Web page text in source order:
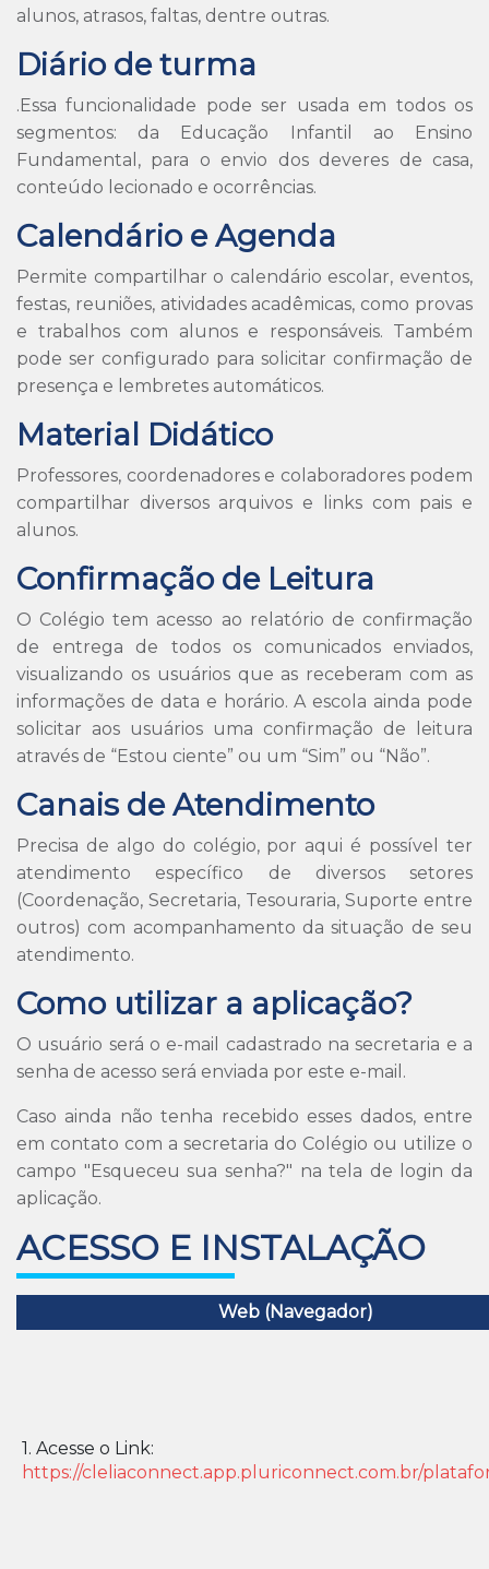
alunos, atrasos, faltas, dentre outras.
Diário de turma
.Essa funcionalidade pode ser usada em todos os
segmentos: da Educação Infantil ao Ensino
Fundamental, para o envio dos deveres de casa,
conteúdo lecionado e ocorrências.
Calendário e Agenda
Permite compartilhar o calendário escolar, eventos,
festas, reuniões, atividades acadêmicas, como provas
e trabalhos com alunos e responsáveis. Também
pode ser configurado para solicitar confirmação de
presença e lembretes automáticos.
Material Didático
Professores, coordenadores e colaboradores podem
compartilhar diversos arquivos e links com pais e
alunos.
Confirmação de Leitura
O Colégio tem acesso ao relatório de confirmação
de entrega de todos os comunicados enviados,
visualizando os usuários que as receberam com as
informações de data e horário. A escola ainda pode
solicitar aos usuários uma confirmação de leitura
através de “Estou ciente” ou um “Sim” ou “Não”.
Canais de Atendimento
Precisa de algo do colégio, por aqui é possível ter
atendimento específico de diversos setores
(Coordenação, Secretaria, Tesouraria, Suporte entre
outros) com acompanhamento da situação de seu
atendimento.
Como utilizar a aplicação?
O usuário será o e-mail cadastrado na secretaria e a
senha de acesso será enviada por este e-mail.
Caso ainda não tenha recebido esses dados, entre
em contato com a secretaria do Colégio ou utilize o
campo "Esqueceu sua senha?" na tela de login da
aplicação.
ACESSO E INSTALAÇÃO
Web (Navegador)
1. Acesse o Link:
https://cleliaconnect.app.pluriconnect.com.br/